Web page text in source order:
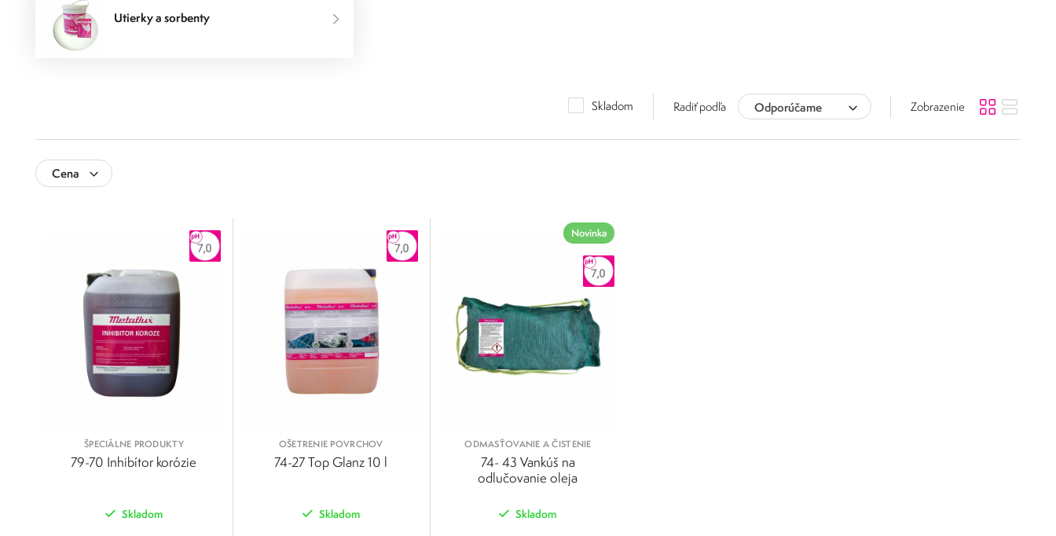
Utierky a sorbenty
Skladom Radiť podľa Odporúčame Zobrazenie
Cena
ŠPECIÁLNE PRODUKTY
79-70 Inhibítor korózie
Skladom
OŠETRENIE POVRCHOV
74-27 Top Glanz 10 l
Skladom
Novinka
ODMASŤOVANIE A ČISTENIE
74- 43 Vankúš na
odlučovanie oleja
Skladom